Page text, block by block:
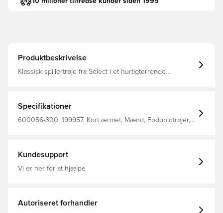
Produktbeskrivelse
Klassisk spillertrøje fra Select i et hurtigtørrende
Specifikationer
600056-300, 199957, Kort ærmet, Mænd, Fodboldtrøjer,
Kundesupport
Vi er her for at hjælpe
Autoriseret forhandler